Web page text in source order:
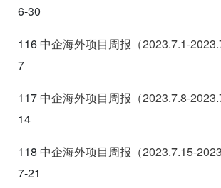
6-30
116 中企海外项目周报（2023.7.1-
7
117 中企海外项目周报（2023.7.8-
14
118 中企海外项目周报（2023.7.15-
7-21